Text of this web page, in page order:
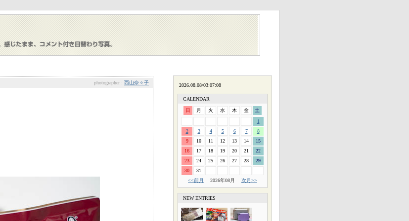
photographer : 西山奈々子
CALENDAR
日 月 火 水 木 金
土
1
2
3 4 5 6 7
8
9
10 11 12 13 14
15
16
17 18 19 20 21
22
23
24 25 26 27 28
29
30
31
<<前月
2026年08月 次月>>
NEW ENTRIES